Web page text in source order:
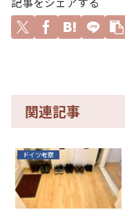
関連記事
ドイツ考察